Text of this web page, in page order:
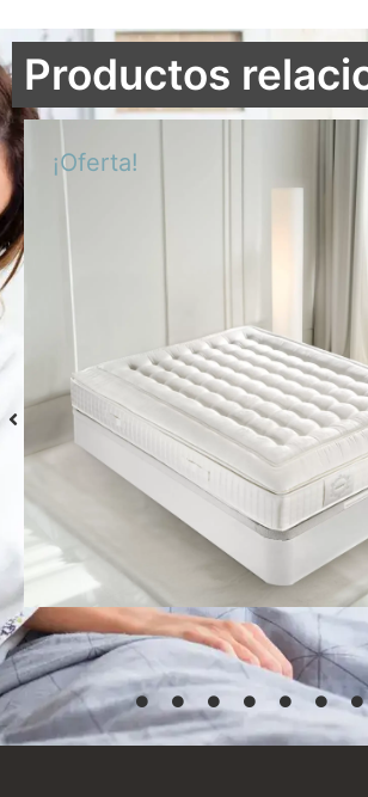
Productos
¡Oferta!
Colchón S-Grafeno
Desde 769,00 €